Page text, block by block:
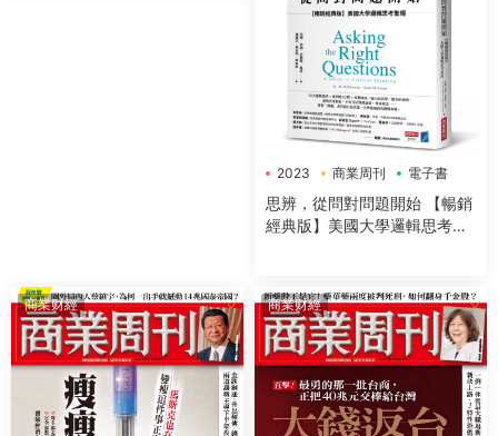
2023 商業周刊 電子書
思辨，從問對問題開始 【暢銷
經典版】美國大學邏輯思考聖
商業财經 商業财經